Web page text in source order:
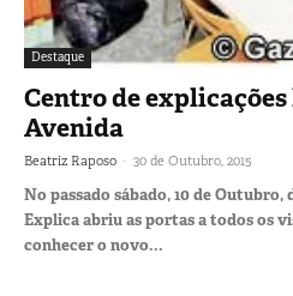
Destaque
Centro de
Avenida
Beatriz Raposo - 30 de Outubro, 2015
No passado sábado, 10 de Outubro,
Explica abriu as portas a todos os
conhecer o novo...